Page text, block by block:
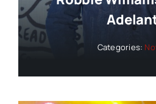
Categories: